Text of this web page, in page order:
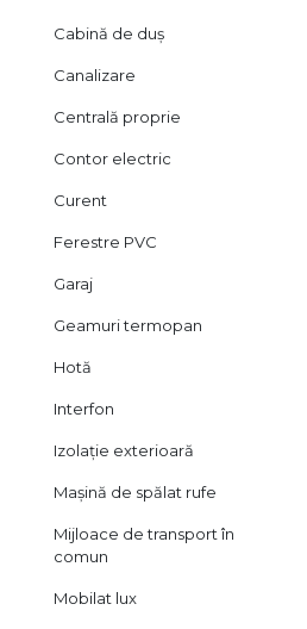
Cabină de duș
Canalizare
Centrală proprie
Contor electric
Curent
Ferestre PVC
Garaj
Geamuri termopan
Hotă
Interfon
Izolație exterioară
Mașină de spălat rufe
Mijloace de transport în
comun
Mobilat lux